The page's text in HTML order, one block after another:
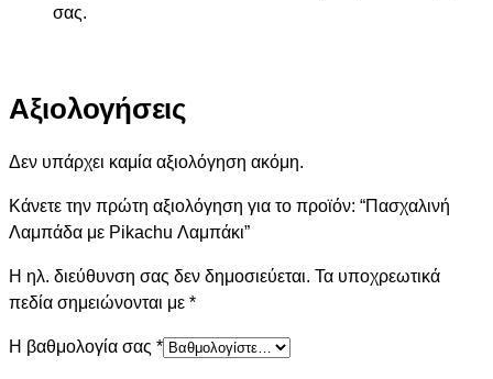
σας.
Αξιολογήσεις
Δεν υπάρχει καμία αξιολόγηση ακόμη.
Κάνετε την πρώτη αξιολόγηση για το προϊόν: “Πασχαλινή
Λαμπάδα με Pikachu Λαμπάκι”
Η ηλ. διεύθυνση σας δεν δημοσιεύεται. Τα υποχρεωτικά
πεδία σημειώνονται με *
Η βαθμολογία σας *